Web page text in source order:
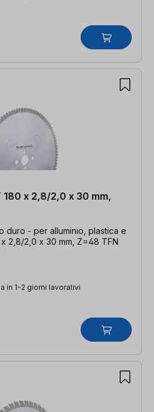
x 2,8/2,0 x 30 mm,
duro - per alluminio, plastica e
2,8/2,0 x 30 mm, Z=48 TFN
in 1-2 giorni lavorativi